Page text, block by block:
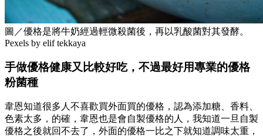
圖／優格是將牛奶經過輕微殺菌後，再以乳酸菌對其發酵。
Pexels by elif tekkaya
手做優格健康又比較好吃，不過最好用專業的優格
粉菌種
韋恩知道很多人不喜歡買外面買的優格，認為添加糖、香料、
色素太多，的確，韋恩也是會自製優格的人，我知道一旦自製
優格之後就回不去了，外面的優格一比之下就知道調味太重，